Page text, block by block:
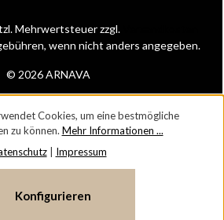
© 2026 ARNAVA
Mehrwertsteuer zzgl.
wenn nicht anders angegeben.
Cookies, um eine bestmögliche
zu können. Mehr Informationen ...
| Impressum
Konfigurieren